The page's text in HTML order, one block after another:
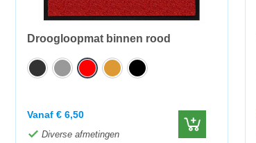
Droogloopmat binnen rood
Vanaf € 6,50
Diverse afmetingen